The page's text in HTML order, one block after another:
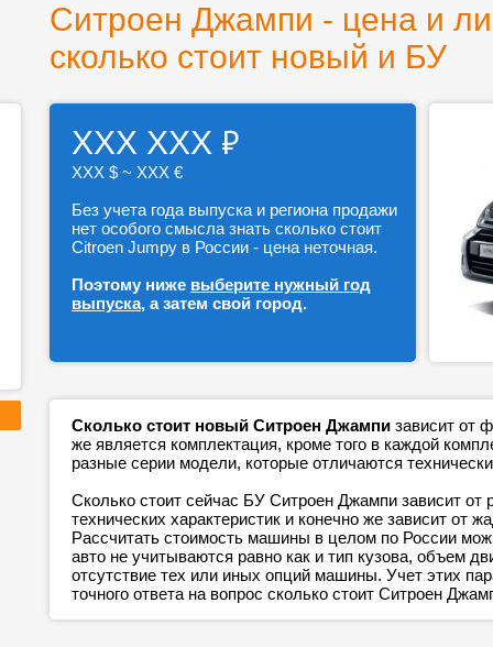
Ситроен Джампи - цена и
сколько стоит новый и БУ
ХХХ ХХХ ₽
ХХХ $ ~ ХХХ €
Без учета года выпуска и региона продажи
нет особого смысла знать сколько стоит
Citroen Jumpy в России - цена неточная.
Поэтому ниже выберите нужный год
выпуска, а затем свой город.
Сколько стоит новый Ситроен Джампи зависит от
же является комплектация, кроме того в каждой
разные серии модели, которые отличаются
Сколько стоит сейчас БУ Ситроен Джампи зависит
технических характеристик и конечно же зависит от
Рассчитать стоимость машины в целом по России
авто не учитываются равно как и тип кузова, объем
отсутствие тех или иных опций машины. Учет этих
точного ответа на вопрос сколько стоит Ситроен